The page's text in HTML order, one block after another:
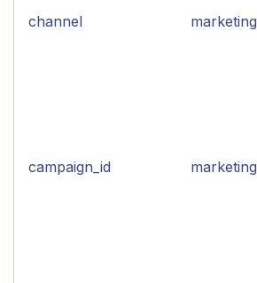
channel marketing
campaign_id marketing